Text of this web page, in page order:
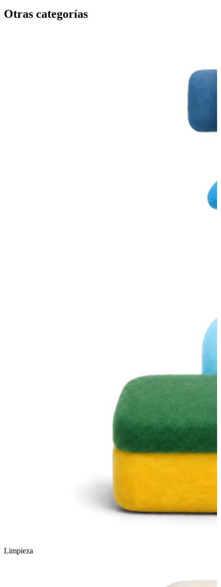
Otras categorías
Limpieza